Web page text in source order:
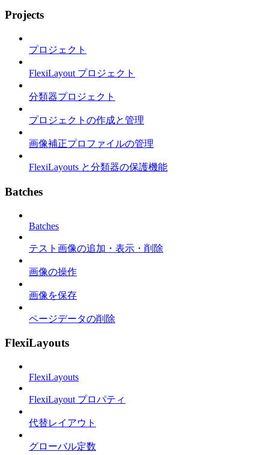
Projects
プロジェクト
FlexiLayout プロジェクト
分類器プロジェクト
プロジェクトの作成と管理
画像補正プロファイルの管理
FlexiLayouts と分類器の保護機能
Batches
Batches
テスト画像の追加・表示・削除
画像の操作
画像を保存
ページデータの削除
FlexiLayouts
FlexiLayouts
FlexiLayout プロパティ
代替レイアウト
グローバル定数